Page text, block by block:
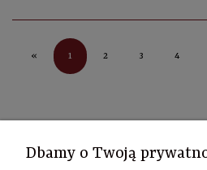
« 1 2 3 4
Dbamy o Twoją